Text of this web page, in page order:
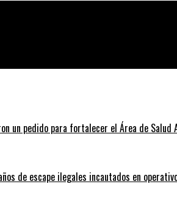
un pedido para fortalecer el Área de Salud
de escape ilegales incautados en